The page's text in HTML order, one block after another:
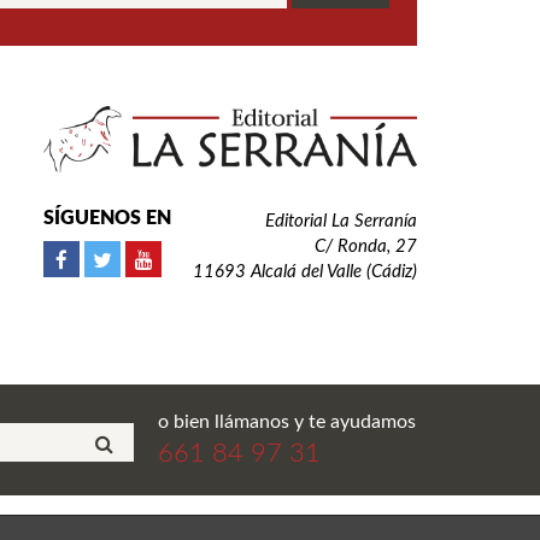
SÍGUENOS EN
Editorial La Serranía
C/ Ronda, 27
11693 Alcalá del Valle (Cádiz)
o bien llámanos y te ayudamos
661 84 97 31